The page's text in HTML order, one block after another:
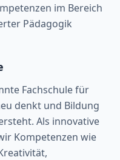
im Bereich
Pädagogik
Fachschule für
denkt und Bildung
Als innovative
Kompetenzen wie